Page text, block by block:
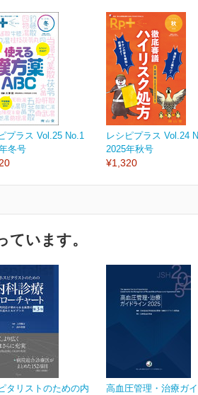
プラス Vol.25 No.1
冬号
レシピプラス Vol.24
2025年秋号
¥1,320
ています。
タリストのための内
高血圧管理・治療ガ